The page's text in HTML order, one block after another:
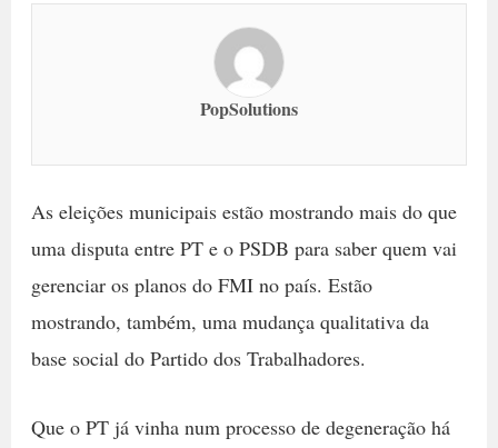
PopSolutions
As eleições municipais estão mostrando mais do que
uma disputa entre PT e o PSDB para saber quem vai
gerenciar os planos do FMI no país. Estão
mostrando, também, uma mudança qualitativa da
base social do Partido dos Trabalhadores.
Que o PT já vinha num processo de degeneração há